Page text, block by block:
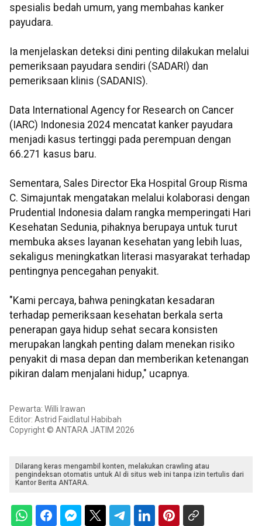
spesialis bedah umum, yang membahas kanker
payudara.
Ia menjelaskan deteksi dini penting dilakukan melalui
pemeriksaan payudara sendiri (SADARI) dan
pemeriksaan klinis (SADANIS).
Data International Agency for Research on Cancer
(IARC) Indonesia 2024 mencatat kanker payudara
menjadi kasus tertinggi pada perempuan dengan
66.271 kasus baru.
Sementara, Sales Director Eka Hospital Group Risma
C. Simajuntak mengatakan melalui kolaborasi dengan
Prudential Indonesia dalam rangka memperingati Hari
Kesehatan Sedunia, pihaknya berupaya untuk turut
membuka akses layanan kesehatan yang lebih luas,
sekaligus meningkatkan literasi masyarakat terhadap
pentingnya pencegahan penyakit.
"Kami percaya, bahwa peningkatan kesadaran
terhadap pemeriksaan kesehatan berkala serta
penerapan gaya hidup sehat secara konsisten
merupakan langkah penting dalam menekan risiko
penyakit di masa depan dan memberikan ketenangan
pikiran dalam menjalani hidup," ucapnya.
Pewarta: Willi Irawan
Editor: Astrid Faidlatul Habibah
Copyright © ANTARA JATIM 2026
Dilarang keras mengambil konten, melakukan crawling atau
pengindeksan otomatis untuk AI di situs web ini tanpa izin tertulis dari
Kantor Berita ANTARA.